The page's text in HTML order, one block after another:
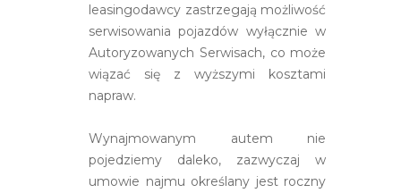
leasingodawcy zastrzegają możliwość
serwisowania pojazdów wyłącznie w
Autoryzowanych Serwisach, co może
wiązać się z wyższymi kosztami
napraw.
Wynajmowanym autem nie
pojedziemy daleko, zazwyczaj w
umowie najmu określany jest roczny